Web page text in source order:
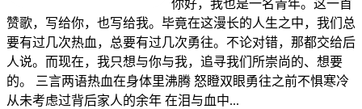
你好，我也是一名青年。这一首
赞歌，写给你，也写给我。毕竟在这漫长的人生之中，我们总
要有过几次热血，总要有过几次勇往。不论对错，那都交给后
人说。而现在，我只想与你与我，追寻我们所崇尚的、想要
的。 三言两语热血在身体里沸腾 怒瞪双眼勇往之前不惧寒冷
从未考虑过背后家人的余年 在泪与血中...